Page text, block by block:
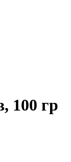
100 гр